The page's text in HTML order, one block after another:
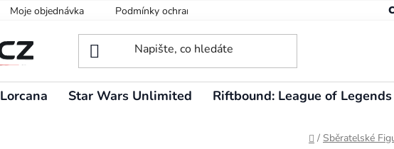
Moje objednávka Podmínky ochrany osobních údajů
Lorcana Star Wars Unlimited Riftbound: League of Legends
Domů
/ Sběratelské